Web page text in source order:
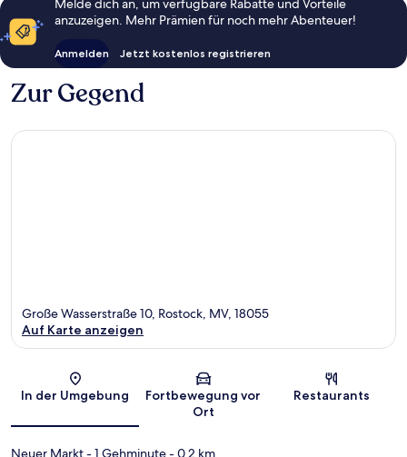
anzuzeigen. Mehr Prämien für noch mehr Abenteuer!
Anmelden Jetzt kostenlos registrieren
Zur Gegend
Karte
Große Wasserstraße 10, Rostock, MV, 18055
Auf Karte anzeigen
In der Umgebung
Fortbewegung vor
Ort
Restaurants
Neuer Markt- 1 Gehminute- 0.2 km